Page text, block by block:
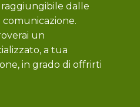
dalle
un
a tua
in grado di offrirti